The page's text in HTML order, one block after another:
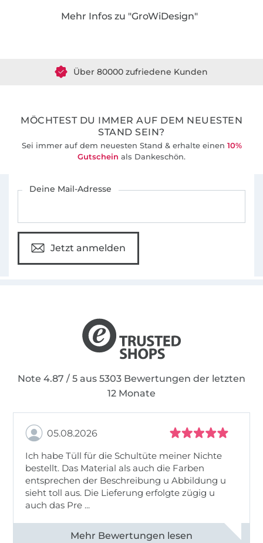
Mehr Infos zu "GroWiDesign"
MÖCHTEST DU IMMER AUF DEM NEUESTEN
STAND SEIN?
Sei immer auf dem neuesten Stand & erhalte einen 10%
Gutschein als Dankeschön.
Deine Mail-Adresse
Jetzt anmelden
Note 4.87 / 5 aus 5303 Bewertungen der letzten
12 Monate
05.08.2026
Ich habe Tüll für die Schultüte meiner Nichte
bestellt. Das Material als auch die Farben
entsprechen der Beschreibung u Abbildung u
sieht toll aus. Die Lieferung erfolgte zügig u
auch das Pre ...
Alle 82950 Bewertungen ansehen